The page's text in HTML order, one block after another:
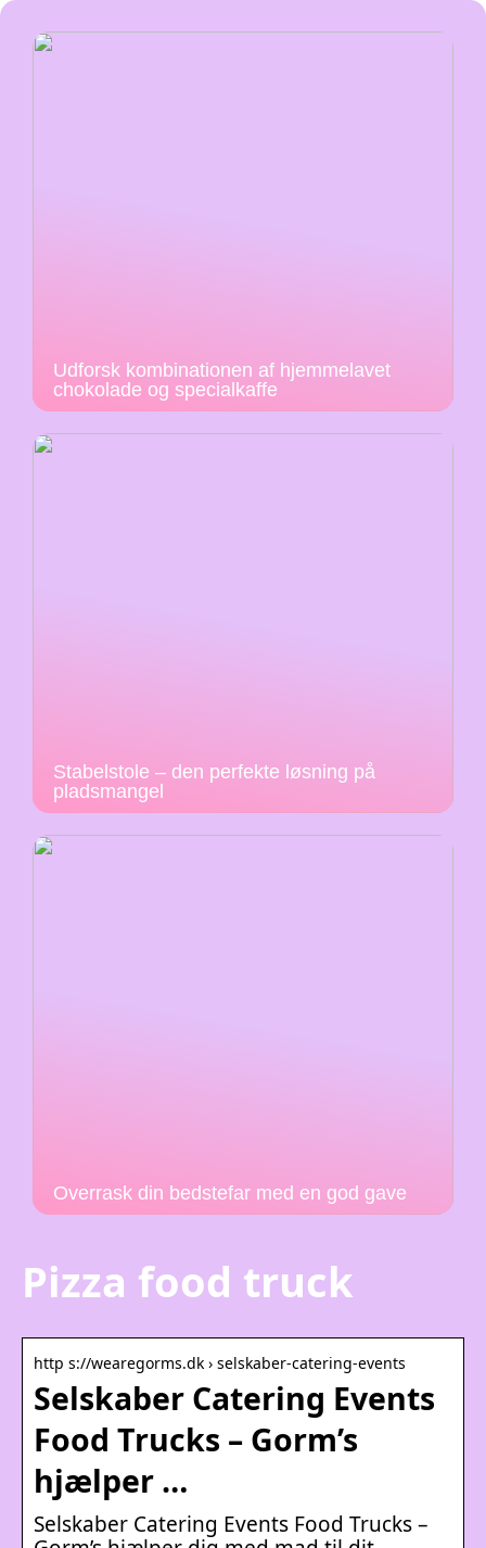
Udforsk kombinationen af hjemmelavet
chokolade og specialkaffe
Stabelstole – den perfekte løsning på
pladsmangel
Overrask din bedstefar med en god gave
Pizza food truck
http s://wearegorms.dk › selskaber-catering-events
Selskaber Catering Events
Food Trucks – Gorm’s
hjælper …
Selskaber Catering Events Food Trucks –